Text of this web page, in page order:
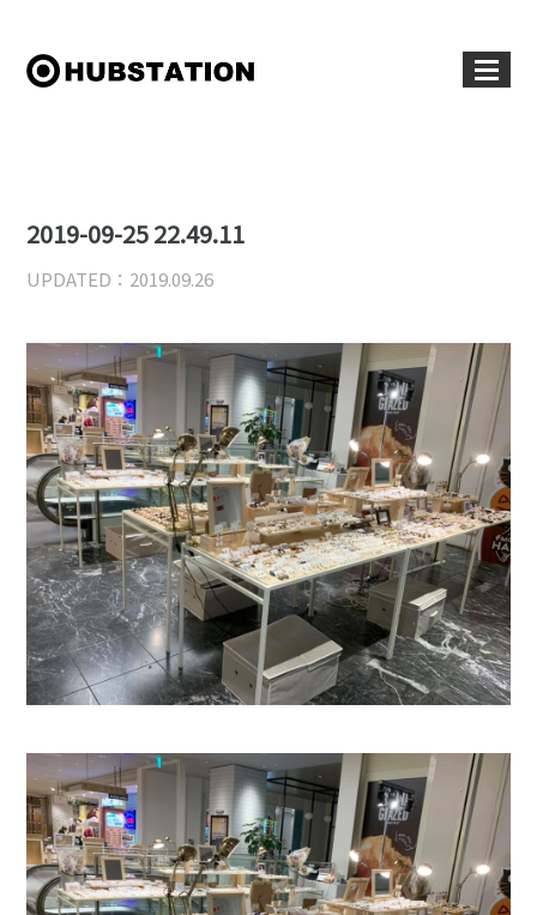
2019-09-25 22.49.11
UPDATED：2019.09.26